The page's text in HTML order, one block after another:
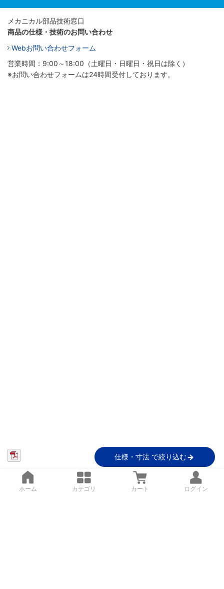
メカニカル部品技術窓口
商品の仕様・技術のお問い合わせ
Webお問い合わせフォーム
営業時間：9:00～18:00（土曜日・日曜日・祝日は除く）
※お問い合わせフォームは24時間受付しております。
仕様・寸法 で絞り込む
ホーム カテゴリ カート ログイン